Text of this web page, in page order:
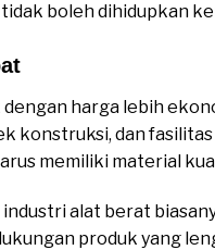
boleh dihidupkan
harga lebih
konstruksi, dan
memiliki material
alat berat
produk yang